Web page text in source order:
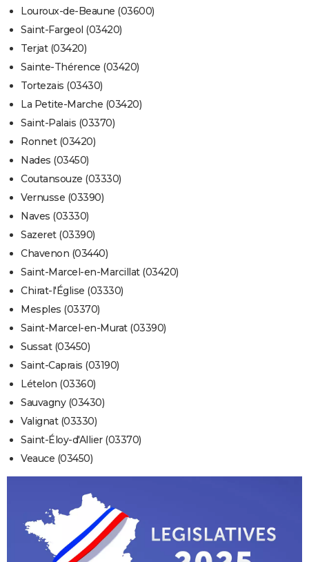
Louroux-de-Beaune (03600)
Saint-Fargeol (03420)
Terjat (03420)
Sainte-Thérence (03420)
Tortezais (03430)
La Petite-Marche (03420)
Saint-Palais (03370)
Ronnet (03420)
Nades (03450)
Coutansouze (03330)
Vernusse (03390)
Naves (03330)
Sazeret (03390)
Chavenon (03440)
Saint-Marcel-en-Marcillat (03420)
Chirat-l'Église (03330)
Mesples (03370)
Saint-Marcel-en-Murat (03390)
Sussat (03450)
Saint-Caprais (03190)
Lételon (03360)
Sauvagny (03430)
Valignat (03330)
Saint-Éloy-d'Allier (03370)
Veauce (03450)